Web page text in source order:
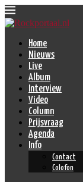
Home
Nieuws
Live
Album
Interview
Video
Column
Prijsvraag
Agenda
Info
Contact
Colofon